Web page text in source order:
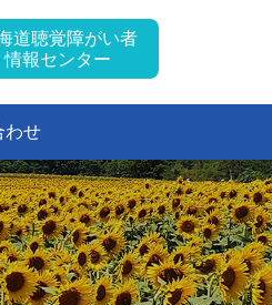
道聴覚障がい者
情報センター
わせ